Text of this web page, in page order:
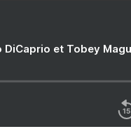
DiCaprio et Tobey